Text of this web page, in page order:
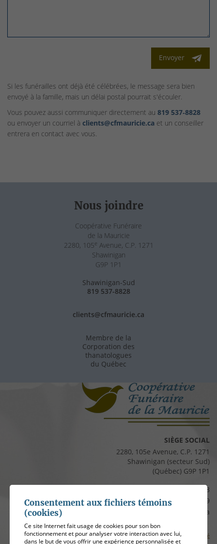
Envoyer
Si les funérailles ont déjà été célébrées, le message sera bien
envoyé à la famille, mais un délai postal pourrait s'écouler.
Vous pouvez aussi communiquer directement au 819 537‑8828
ou envoyer un courriel à clients@cfmauricie.ca et un conseiller
entrera en contact avec vous.
Nous joindre
Coopérative Funéraire
de la Mauricie
2280, 105e Avenue, C.P. 1271
Shawinigan
G9P 1P1
Shawinigan-Sud
819 537-8828
clients@cfmauricie.ca
Membre de la
Corporation des
thanatologues
du Québec
SIÈGE SOCIAL
2280, 105e Avenue, C.P. 1271
Shawinigan (secteur Sud)
(Québec) G9P 1P1
819 537-8828
Télécopieur :819 537-8829
clients@cfmauricie.ca
Conditions d’utilisation et politique de confidentialité
Consentement aux fichiers témoins
(cookies)
Ce site Internet fait usage de cookies pour son bon
fonctionnement et pour analyser votre interaction avec lui,
dans le but de vous offrir une expérience personnalisée et